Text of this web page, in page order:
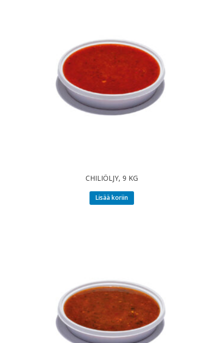
CHILIÖLJY, 9 KG
Lisää koriin